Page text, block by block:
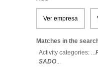
Ver empresa
Matches in the
Activity categories: ...
SADO...